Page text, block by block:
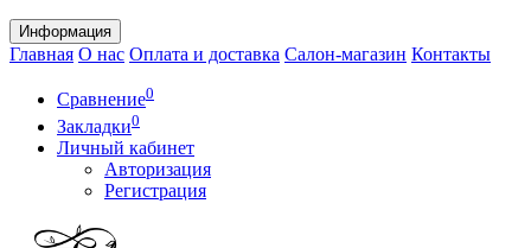
Информация
Главная О нас Оплата и доставка Салон-магазин Контакты
Сравнение0
Закладки0
Личный кабинет
Авторизация
Регистрация